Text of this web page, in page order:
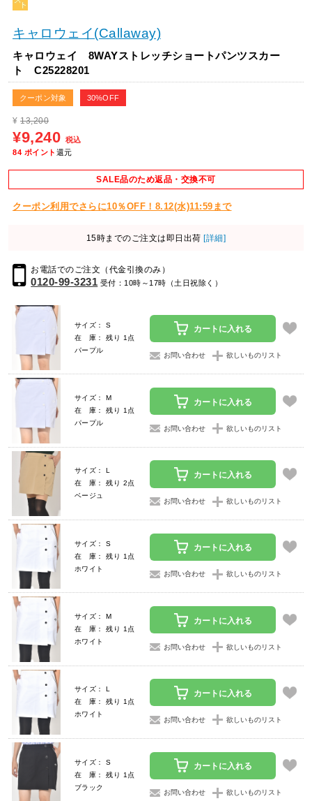
キャロウェイ(Callaway)
キャロウェイ 8WAYストレッチショートパンツスカー
ト C25228201
クーポン対象 30%OFF
¥ 13,200
¥9,240 税込
84 ポイント 還元
SALE品のため返品・交換不可
クーポン利用でさらに10％OFF！8.12(水)11:59まで
15時までのご注文は即日出荷 [詳細]
お電話でのご注文（代金引換のみ）
0120-99-3231 受付：10時～17時（土日祝除く）
サイズ： S
在 庫： 残り 1点
パープル
カートに入れる
お問い合わせ 欲しいものリスト
サイズ： M
在 庫： 残り 1点
パープル
カートに入れる
お問い合わせ 欲しいものリスト
サイズ： L
在 庫： 残り 2点
ベージュ
カートに入れる
お問い合わせ 欲しいものリスト
サイズ： S
在 庫： 残り 1点
ホワイト
カートに入れる
お問い合わせ 欲しいものリスト
サイズ： M
在 庫： 残り 1点
ホワイト
カートに入れる
お問い合わせ 欲しいものリスト
サイズ： L
在 庫： 残り 1点
ホワイト
カートに入れる
お問い合わせ 欲しいものリスト
サイズ： S
在 庫： 残り 1点
ブラック
カートに入れる
お問い合わせ 欲しいものリスト